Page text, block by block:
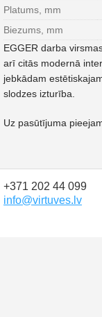
Platums, mm
Biezums, mm
EGGER darba
arī citās modernā
jebkādam
slodzes izturība.
Uz pasūtījuma
+371 202 44 099
info@virtuves.lv